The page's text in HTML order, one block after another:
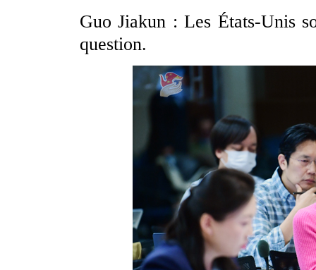
Guo Jiakun : Les États-Unis
question.